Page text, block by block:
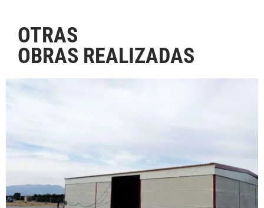
OTRAS
OBRAS REALIZADAS